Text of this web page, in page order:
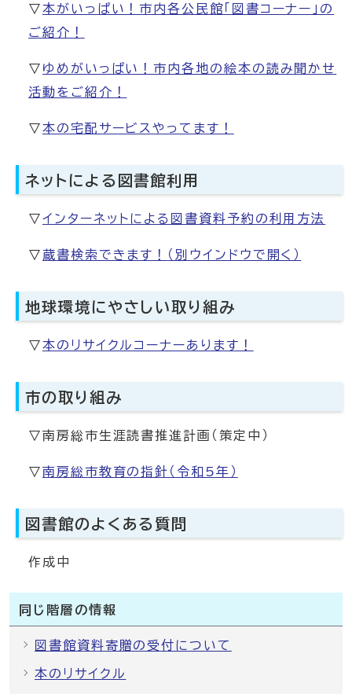
▽本がいっぱい！市内各公民館「図書コーナー」の
ご紹介！
▽ ゆめがいっぱい！市内各地の絵本の読み聞かせ
活動をご紹介！
▽本の宅配サービスやってます！
ネットによる図書館利用
▽インターネットによる図書資料予約の利用方法
▽ 蔵書検索できます！ （別ウインドウで開く）
地球環境にやさしい取り組み
▽本のリサイクルコーナーあります！
市の取り組み
▽南房総市生涯読書推進計画（策定中）
▽南房総市教育の指針（令和5年）
図書館のよくある質問
作成中
同じ階層の情報
図書館資料寄贈の受付について
本のリサイクル